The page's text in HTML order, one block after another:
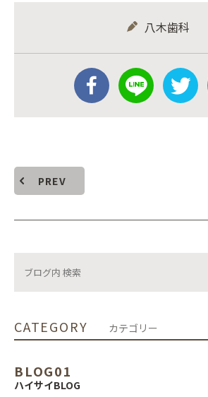
八木歯科
PREV
CATEGORY カテゴリー
BLOG01
ハイサイBLOG